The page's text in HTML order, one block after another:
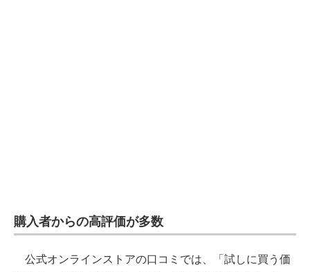
購入者からの高評価が多数
公式オンラインストアの口コミでは、「試しに買う価